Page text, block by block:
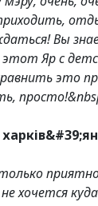
Вы
этот Яр с
это
хочется